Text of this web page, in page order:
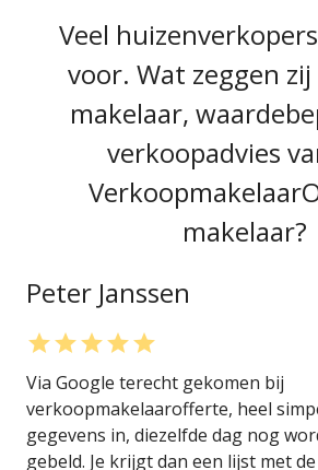
Veel
voor. Wat zeggen
makelaar,
verkoopadvies
makelaar?
Peter Janssen
Via Google terecht gekomen bij
verkoopmakelaarofferte, heel
gegevens in, diezelfde dag nog
gebeld. Je krijgt dan een lijst met